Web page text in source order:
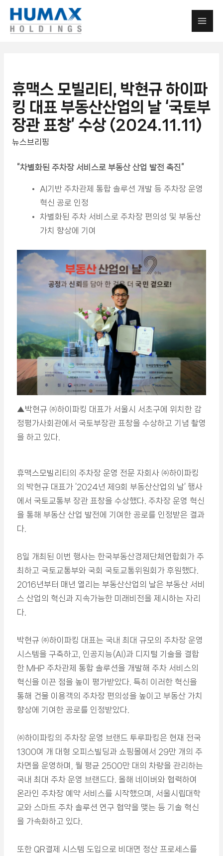
휴맥스 모빌리티, 박현규 하이파
킹 대표 부동산산업의 날 ‘국토부
장관 표창’ 수상 (2024.11.11)
뉴스브리핑
“차별화된 주차장 서비스로 부동산 산업 발전 촉진”
AI기반 주차관제 통합 솔루션 개발 등 주차장 운영
혁신 공로 인정
차별화된 주차 서비스로 주차장 편의성 및 부동산
가치 향상에 기여
▲박현규 ㈜하이파킹 대표가 서울시 서초구에 위치한 감
정평가사회관에서 국토부장관 표창을 수상하고 기념 촬영
을 하고 있다.
휴맥스모빌리티의 주차장 운영 전문 자회사 ㈜하이파킹
의 박현규 대표가 ‘2024년 제9회 부동산산업의 날’ 행사
에서 국토교통부 장관 표창을 수상했다. 주차장 운영 혁신
을 통해 부동산 산업 발전에 기여한 공로를 인정받은 결과
다.
8일 개최된 이번 행사는 한국부동산경제단체연합회가 주
최하고 국토교통부와 국회 국토교통위원회가 후원했다.
2016년부터 매년 열리는 부동산산업의 날은 부동산 서비
스 산업의 혁신과 지속가능한 미래비전을 제시하는 자리
다.
박현규 ㈜하이파킹 대표는 국내 최대 규모의 주차장 운영
시스템을 구축하고, 인공지능(AI)과 디지털 기술을 결합
한 MHP 주차관제 통합 솔루션을 개발해 주차 서비스의
혁신을 이끈 점을 높이 평가받았다. 특히 이러한 혁신을
통해 건물 이용객의 주차장 편의성을 높이고 부동산 가치
향상에 기여한 공로를 인정받았다.
㈜하이파킹의 주차장 운영 브랜드 투루파킹은 현재 전국
1300여 개 대형 오피스빌딩과 쇼핑몰에서 29만 개의 주
차면을 운영하며, 월 평균 2500만 대의 차량을 관리하는
국내 최대 주차 운영 브랜드다. 올해 네이버와 협력하여
온라인 주차장 예약 서비스를 시작했으며, 서울시립대학
교와 스마트 주차 솔루션 연구 협약을 맺는 등 기술 혁신
을 가속화하고 있다.
또한 QR결제 시스템 도입으로 비대면 정산 프로세스를